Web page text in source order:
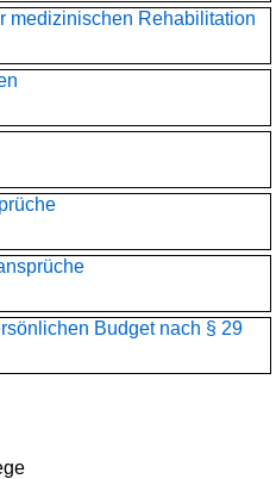
medizinischen Rehabilitation
Budget nach § 29